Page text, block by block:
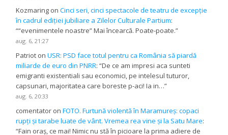
Kozmaring onCinci seri, cinci spectacole de teatru de excepție
în cadrul ediției jubiliare a Zilelor Culturale Partium:
““evenimentele noastre” Mai încearcă. Poate-poate.”
aug. 6, 21:27
Patriot onUSR: PSD face totul pentru ca România să piardă
miliarde de euro din PNRR: “De ce am impresi aca sunteti
emigranti existentiali sau economici, pe intelesul tuturor,
capsunari, majoritatea care boreste p-aci! Ia in…”
aug. 6, 20:33
comentator onFOTO. Furtună violentă în Maramureș: copaci
rupți și tarabe luate de vânt. Vremea rea vine și la Satu Mare:
“Fain oraș, ce mai! Nimic nu stă în picioare la prima adiere de